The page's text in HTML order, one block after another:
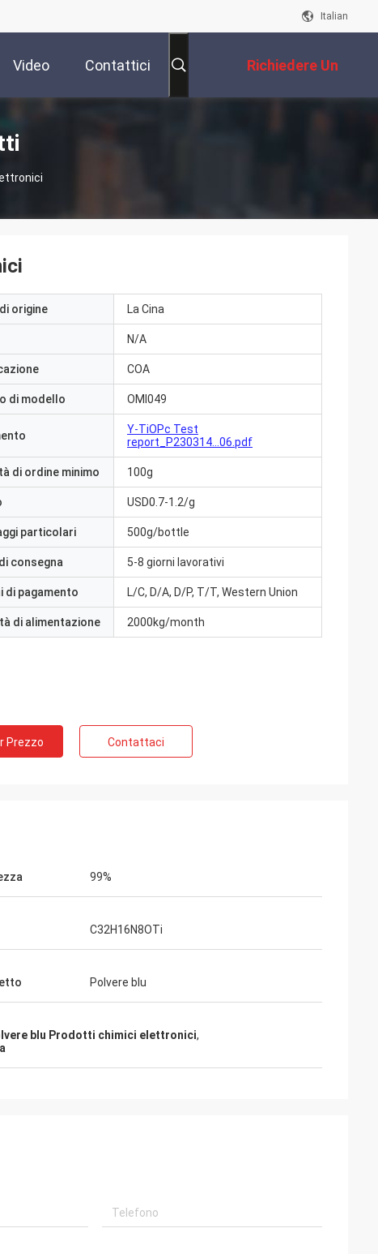
Italian
Video Contattici Richiedere Un
Preventivo
origine La Cina
N/A
COA
di modello OMI049
Y-TiOPc Test
report_P230314...06.pdf
di ordine minimo 100g
USD0.7-1.2/g
particolari 500g/bottle
consegna 5-8 giorni lavorativi
di pagamento L/C, D/A, D/P, T/T, Western Union
di alimentazione 2000kg/month
Prezzo Contattaci
99%
C32H16N8OTi
Polvere blu
blu Prodotti chimici elettronici,